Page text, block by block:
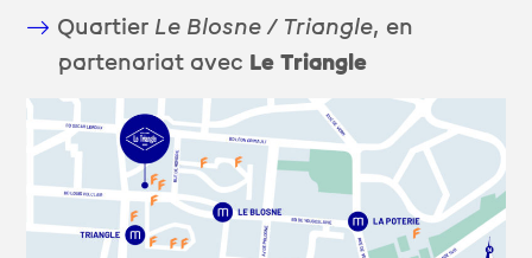
Quartier Le Blosne / Triangle, en
partenariat avec Le Triangle